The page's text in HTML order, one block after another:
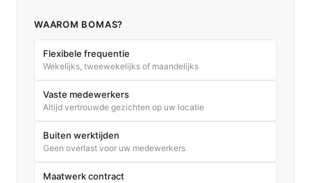
WAAROM BOMAS?
Flexibele frequentie
Wekelijks, tweewekelijks of maandelijks
Vaste medewerkers
Altijd vertrouwde gezichten op uw locatie
Buiten werktijden
Geen overlast voor uw medewerkers
Maatwerk contract